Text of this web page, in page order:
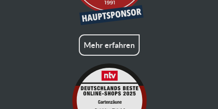
Mehr erfahren